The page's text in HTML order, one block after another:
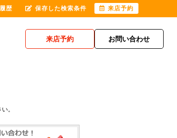
来店予約 お問い合わせ
。
歴 保存した検索条件 来店予約